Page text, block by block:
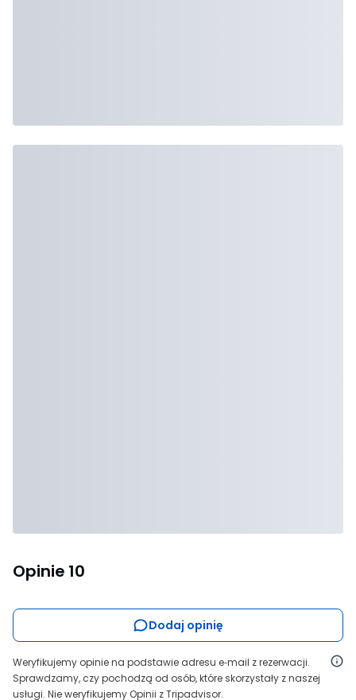
Opinie 10
Dodaj opinię
Weryfikujemy opinie na podstawie adresu e‑mail z rezerwacji.
Sprawdzamy, czy pochodzą od osób, które skorzystały z naszej
usługi. Nie weryfikujemy Opinii z Tripadvisor.